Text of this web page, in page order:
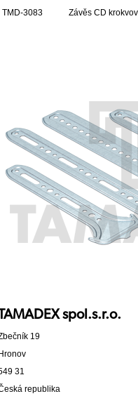
TMD-3083 Závěs CD
spol.s.r.o.
19
Hronov
31
republika